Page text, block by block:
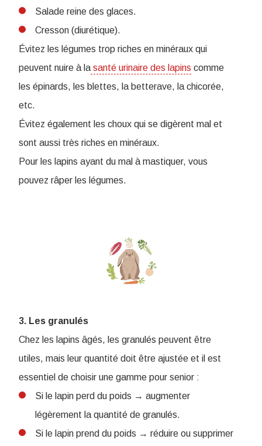
Salade reine des glaces.
Cresson (diurétique).
Évitez les légumes trop riches en minéraux qui
peuvent nuire à la santé urinaire des lapins comme
les épinards, les blettes, la betterave, la chicorée,
etc.
Évitez également les choux qui se digèrent mal et
sont aussi très riches en minéraux.
Pour les lapins ayant du mal à mastiquer, vous
pouvez râper les légumes.
3. Les granulés
Chez les lapins âgés, les granulés peuvent être
utiles, mais leur quantité doit être ajustée et il est
essentiel de choisir une gamme pour senior :
Si le lapin perd du poids → augmenter
légèrement la quantité de granulés.
Si le lapin prend du poids → réduire ou supprimer